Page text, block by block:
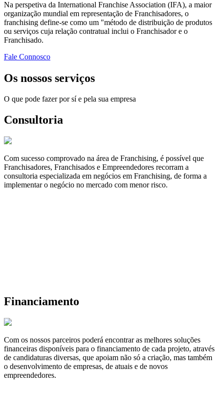
Na perspetiva da International Franchise Association (IFA), a maior
organização mundial em representação de Franchisadores, o
franchising define-se como um "método de distribuição de produtos
ou serviços cuja relação contratual inclui o Franchisador e o
Franchisado.
Fale Connosco
Os nossos serviços
O que pode fazer por sí e pela sua empresa
Consultoria
Com sucesso comprovado na área de Franchising, é possível que
Franchisadores, Franchisados e Empreendedores recorram a
consultoria especializada em negócios em Franchising, de forma a
implementar o negócio no mercado com menor risco.
Financiamento
Com os nossos parceiros poderá encontrar as melhores soluções
financeiras disponíveis para o financiamento de cada projeto, através
de candidaturas diversas, que apoiam não só a criação, mas também
o desenvolvimento de empresas, de atuais e de novos
empreendedores.